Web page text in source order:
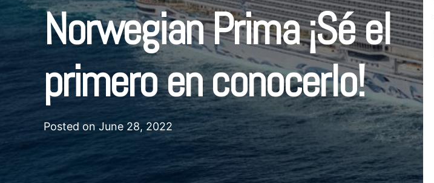
Norwegian Prima ¡Sé el
primero en conocerlo!
Posted on June 28, 2022